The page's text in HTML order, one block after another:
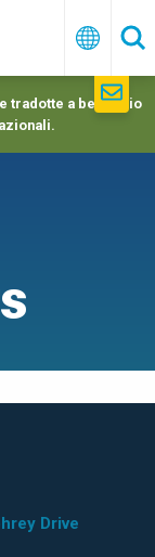
Italiano
tradotte a beneficio
Drive